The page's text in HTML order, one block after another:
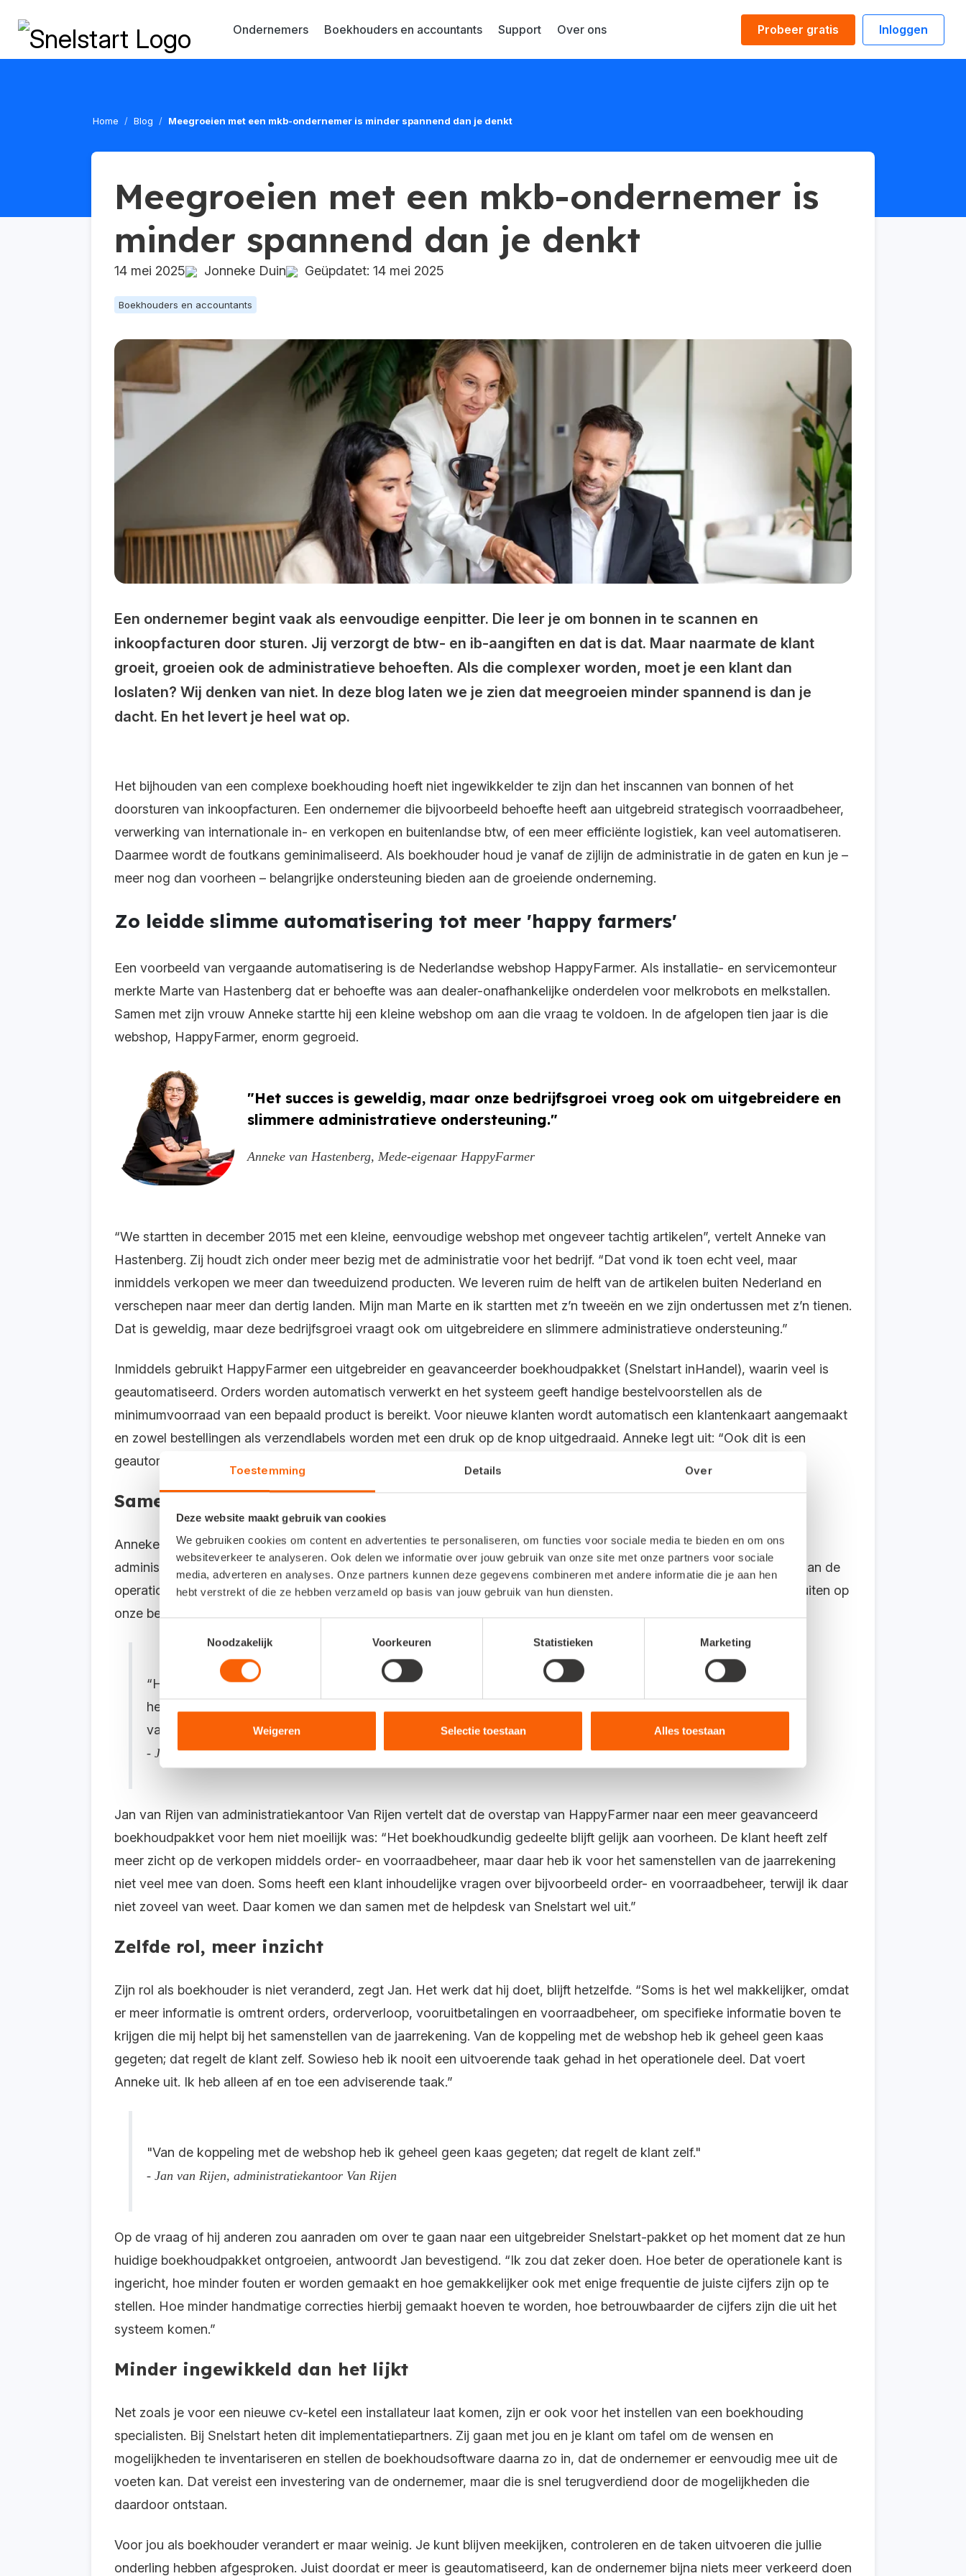
Toestemming Details Over
Deze website maakt gebruik van cookies
We gebruiken cookies om content en advertenties te personaliseren, om functies voor sociale media te bieden en om ons
websiteverkeer te analyseren. Ook delen we informatie over jouw gebruik van onze site met onze partners voor sociale
media, adverteren en analyses. Onze partners kunnen deze gegevens combineren met andere informatie die je aan hen
hebt verstrekt of die ze hebben verzameld op basis van jouw gebruik van hun diensten.
Noodzakelijk
Voorkeuren Statistieken Marketing
Weigeren Selectie toestaan Alles toestaan
Probeer gratis Inloggen
Ondernemers Boekhouders en accountants Support Over ons
Home Blog Meegroeien met een mkb-ondernemer is minder spannend dan je denkt
Meegroeien met een mkb-ondernemer is
minder spannend dan je denkt
14 mei 2025 Jonneke Duin Geüpdatet: 14 mei 2025
Boekhouders en accountants
Een ondernemer begint vaak als eenvoudige eenpitter. Die leer je om bonnen in te scannen en
inkoopfacturen door sturen. Jij verzorgt de btw- en ib-aangiften en dat is dat. Maar naarmate de klant
groeit, groeien ook de administratieve behoeften. Als die complexer worden, moet je een klant dan
loslaten? Wij denken van niet. In deze blog laten we je zien dat meegroeien minder spannend is dan je
dacht. En het levert je heel wat op.
Het bijhouden van een complexe boekhouding hoeft niet ingewikkelder te zijn dan het inscannen van bonnen of het
doorsturen van inkoopfacturen. Een ondernemer die bijvoorbeeld behoefte heeft aan uitgebreid strategisch voorraadbeheer,
verwerking van internationale in- en verkopen en buitenlandse btw, of een meer efficiënte logistiek, kan veel automatiseren.
Daarmee wordt de foutkans geminimaliseerd. Als boekhouder houd je vanaf de zijlijn de administratie in de gaten en kun je –
meer nog dan voorheen – belangrijke ondersteuning bieden aan de groeiende onderneming.
Zo leidde slimme automatisering tot meer 'happy farmers'
Een voorbeeld van vergaande automatisering is de Nederlandse webshop HappyFarmer. Als installatie- en servicemonteur
merkte Marte van Hastenberg dat er behoefte was aan dealer-onafhankelijke onderdelen voor melkrobots en melkstallen.
Samen met zijn vrouw Anneke startte hij een kleine webshop om aan die vraag te voldoen. In de afgelopen tien jaar is die
webshop, HappyFarmer, enorm gegroeid.
"Het succes is geweldig, maar onze bedrijfsgroei vroeg ook om uitgebreidere en
slimmere administratieve ondersteuning."
Anneke van Hastenberg, Mede-eigenaar HappyFarmer
“We startten in december 2015 met een kleine, eenvoudige webshop met ongeveer tachtig artikelen”, vertelt Anneke van
Hastenberg. Zij houdt zich onder meer bezig met de administratie voor het bedrijf. “Dat vond ik toen echt veel, maar
inmiddels verkopen we meer dan tweeduizend producten. We leveren ruim de helft van de artikelen buiten Nederland en
verschepen naar meer dan dertig landen. Mijn man Marte en ik startten met z’n tweeën en we zijn ondertussen met z’n tienen.
Dat is geweldig, maar deze bedrijfsgroei vraagt ook om uitgebreidere en slimmere administratieve ondersteuning.”
Inmiddels gebruikt HappyFarmer een uitgebreider en geavanceerder boekhoudpakket (Snelstart inHandel), waarin veel is
geautomatiseerd. Orders worden automatisch verwerkt en het systeem geeft handige bestelvoorstellen als de
minimumvoorraad van een bepaald product is bereikt. Voor nieuwe klanten wordt automatisch een klantenkaart aangemaakt
en zowel bestellingen als verzendlabels worden met een druk op de knop uitgedraaid. Anneke legt uit: “Ook dit is een
geautomatiseerde taak die we eerst handmatig uitvoerden. Dit scheelt ons ongeveer een uur werk per dag.”
Samenwerking met de boekhouder
Anneke verwerkt de dagelijkse administratie van HappyFarmer, maar werkt voor de boekhouding samen met
administratiekantoor Van Rijen. “Jan kijkt gewoon mee in onze boekhouding, net als eerst. De verandering zit vooral aan de
operationele kant van het bedrijf en niet in de boekhouding. Een implementatiespecialist hielp om alles goed aan te sluiten op
onze bedrijfsprocessen. We zijn nu helemaal klaar om door te groeien.”
“Het boekhoudkundig gedeelte blijft met dit meer geavanceerde boekhoudpakket gelijk aan voorheen. De klant
heeft zelf meer zicht op de verkopen middels order- en voorraadbeheer, maar daar heb ik voor het samenstellen
van de jaarrekening niet veel mee van doen."
- Jan van Rijen, administratiekantoor Van Rijen
Jan van Rijen van administratiekantoor Van Rijen vertelt dat de overstap van HappyFarmer naar een meer geavanceerd
boekhoudpakket voor hem niet moeilijk was: “Het boekhoudkundig gedeelte blijft gelijk aan voorheen. De klant heeft zelf
meer zicht op de verkopen middels order- en voorraadbeheer, maar daar heb ik voor het samenstellen van de jaarrekening
niet veel mee van doen. Soms heeft een klant inhoudelijke vragen over bijvoorbeeld order- en voorraadbeheer, terwijl ik daar
niet zoveel van weet. Daar komen we dan samen met de helpdesk van Snelstart wel uit.”
Zelfde rol, meer inzicht
Zijn rol als boekhouder is niet veranderd, zegt Jan. Het werk dat hij doet, blijft hetzelfde. “Soms is het wel makkelijker, omdat
er meer informatie is omtrent orders, orderverloop, vooruitbetalingen en voorraadbeheer, om specifieke informatie boven te
krijgen die mij helpt bij het samenstellen van de jaarrekening. Van de koppeling met de webshop heb ik geheel geen kaas
gegeten; dat regelt de klant zelf. Sowieso heb ik nooit een uitvoerende taak gehad in het operationele deel. Dat voert
Anneke uit. Ik heb alleen af en toe een adviserende taak.”
"Van de koppeling met de webshop heb ik geheel geen kaas gegeten; dat regelt de klant zelf."
- Jan van Rijen, administratiekantoor Van Rijen
Op de vraag of hij anderen zou aanraden om over te gaan naar een uitgebreider Snelstart-pakket op het moment dat ze hun
huidige boekhoudpakket ontgroeien, antwoordt Jan bevestigend. “Ik zou dat zeker doen. Hoe beter de operationele kant is
ingericht, hoe minder fouten er worden gemaakt en hoe gemakkelijker ook met enige frequentie de juiste cijfers zijn op te
stellen. Hoe minder handmatige correcties hierbij gemaakt hoeven te worden, hoe betrouwbaarder de cijfers zijn die uit het
systeem komen.”
Minder ingewikkeld dan het lijkt
Net zoals je voor een nieuwe cv-ketel een installateur laat komen, zijn er ook voor het instellen van een boekhouding
specialisten. Bij Snelstart heten dit implementatiepartners. Zij gaan met jou en je klant om tafel om de wensen en
mogelijkheden te inventariseren en stellen de boekhoudsoftware daarna zo in, dat de ondernemer er eenvoudig mee uit de
voeten kan. Dat vereist een investering van de ondernemer, maar die is snel terugverdiend door de mogelijkheden die
daardoor ontstaan.
Voor jou als boekhouder verandert er maar weinig. Je kunt blijven meekijken, controleren en de taken uitvoeren die jullie
onderling hebben afgesproken. Juist doordat er meer is geautomatiseerd, kan de ondernemer bijna niets meer verkeerd doen